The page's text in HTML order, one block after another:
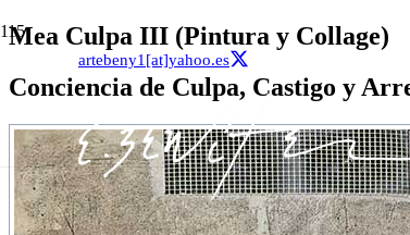
artebeny1[at]yahoo.es
Mea Culpa III (Pintura y Collage)
Conciencia de Culpa, Castigo y